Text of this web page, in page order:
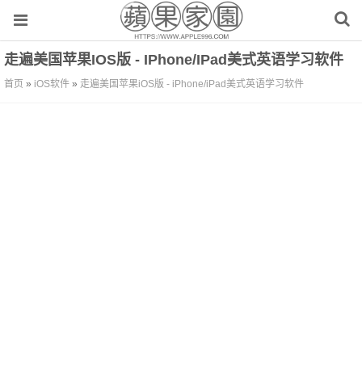
走遍美国苹果iOS版 - IPhone/iPad美式英语学习软件
首页 » iOS软件 » 走遍美国苹果iOS版 - iPhone/iPad美式英语学习软件